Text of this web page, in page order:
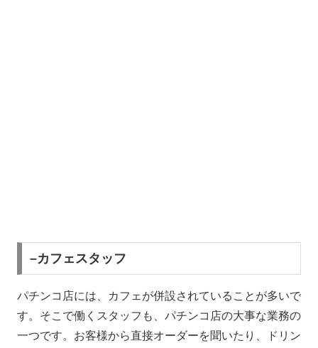
–カフェスタッフ
パチンコ店には、カフェが併設されていることが多いで
す。そこで働くスタッフも、パチンコ店の大事な業務の
一つです。お客様から直接オーダーを聞いたり、ドリン